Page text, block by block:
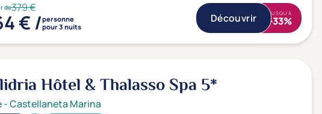
de379 €
€ /personne
pour 3 nuits
Découvrir JUSQU'À
-33%
Hôtel & Thalasso Spa 5*
-Castellaneta Marina